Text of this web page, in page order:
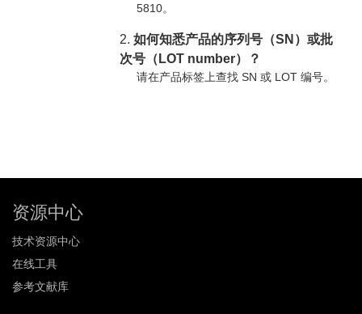
5810。
2.如何知悉产品的序列号（SN）或批
次号（LOT number）？
请在产品标签上查找 SN 或 LOT 编号。
资源中心
技术资源中心
在线工具
参考文献库